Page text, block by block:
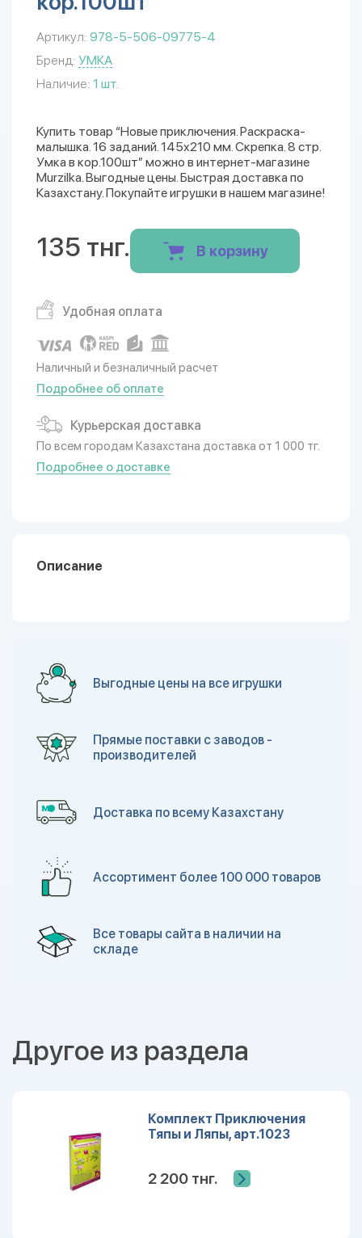
Артикул: 978-5-506-09775-4
Бренд: УМКА
Наличие: 1 шт.
Купить товар “Новые приключения. Раскраска-
малышка. 16 заданий. 145х210 мм. Скрепка. 8 стр.
Умка в кор.100шт” можно в интернет-магазине
Murzilka. Выгодные цены. Быстрая доставка по
Казахстану. Покупайте игрушки в нашем магазине!
135 тнг. В корзину
Удобная оплата
Наличный и безналичный расчет
Подробнее об оплате
Курьерская доставка
По всем городам Казахстана доставка от 1 000 тг.
Подробнее о доставке
Описание
Выгодные цены на все игрушки
Прямые поставки с заводов -
производителей
Доставка по всему Казахстану
Ассортимент более 100 000 товаров
Все товары сайта в наличии на
складе
Другое из раздела
Комплект Приключения
Тяпы и Ляпы, арт.1023
2 200 тнг.